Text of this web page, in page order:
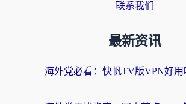
联系我们
最新资讯